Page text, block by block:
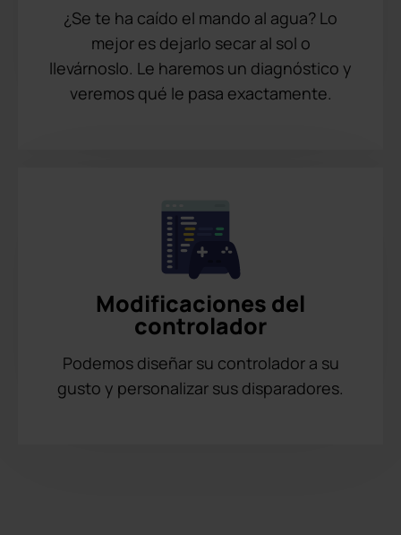
¿Se te ha caído el mando al agua? Lo
mejor es dejarlo secar al sol o
llevárnoslo. Le haremos un diagnóstico y
veremos qué le pasa exactamente.
Modificaciones del
controlador
Podemos diseñar su controlador a su
gusto y personalizar sus disparadores.